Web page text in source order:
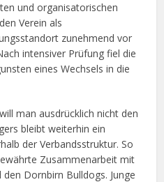
und organisatorischen
Verein als
zunehmend vor
intensiver Prüfung fiel die
eines Wechsels in die
man ausdrücklich nicht den
bleibt weiterhin ein
der Verbandsstruktur. So
Zusammenarbeit mit
Dornbirn Bulldogs. Junge